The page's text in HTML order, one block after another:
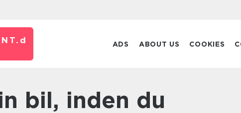
d ADS ABOUT US COOKIES